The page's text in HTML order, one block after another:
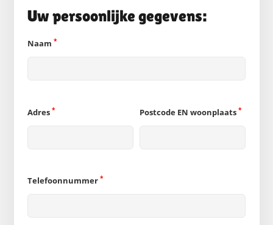
Uw persoonlijke gegevens:
Naam *
Adres * Postcode EN woonplaats *
Telefoonnummer *